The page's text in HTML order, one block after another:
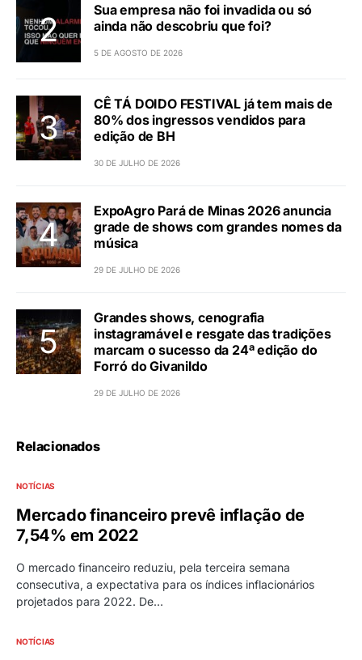
Sua empresa não foi invadida ou só
ainda não descobriu que foi?
5 DE AGOSTO DE 2026
CÊ TÁ DOIDO FESTIVAL já tem mais de
80% dos ingressos vendidos para
edição de BH
30 DE JULHO DE 2026
ExpoAgro Pará de Minas 2026 anuncia
grade de shows com grandes nomes da
música
29 DE JULHO DE 2026
Grandes shows, cenografia
instagramável e resgate das tradições
marcam o sucesso da 24ª edição do
Forró do Givanildo
29 DE JULHO DE 2026
Relacionados
NOTÍCIAS
Mercado financeiro prevê inflação de
7,54% em 2022
O mercado financeiro reduziu, pela terceira semana
consecutiva, a expectativa para os índices inflacionários
projetados para 2022. De…
NOTÍCIAS